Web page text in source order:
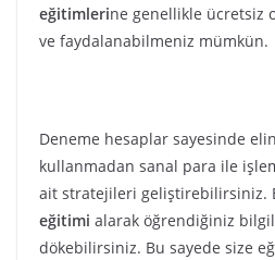
eğitimlerine genellikle ücretsiz
ve faydalanabilmeniz mümkün.
Deneme hesaplar sayesinde
kullanmadan sanal para ile
ait stratejileri geliştirebilirsiniz.
eğitimi alarak öğrendiğiniz
dökebilirsiniz. Bu sayede size